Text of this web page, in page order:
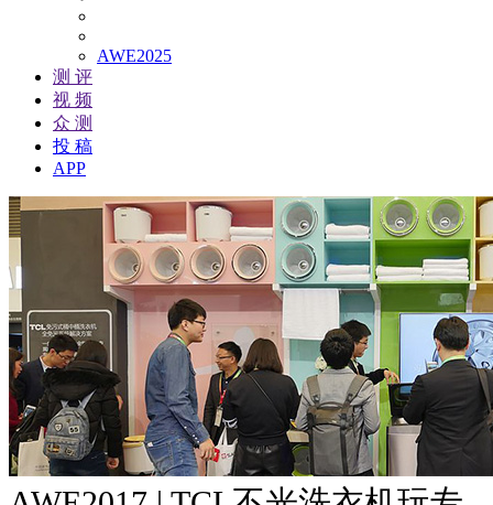
AWE2025
测 评
视 频
众 测
投 稿
APP